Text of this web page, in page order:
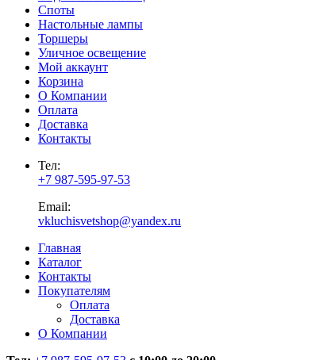
Споты
Настольные лампы
Торшеры
Уличное освещение
Мой аккаунт
Корзина
О Компании
Оплата
Доставка
Контакты
Тел:
+7 987-595-97-53
Email:
vkluchisvetshop@yandex.ru
Главная
Каталог
Контакты
Покупателям
Оплата
Доставка
О Компании